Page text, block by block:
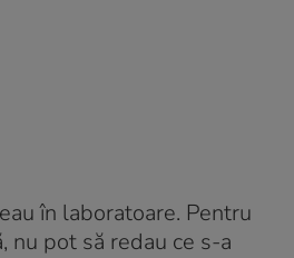
în laboratoare. Pentru
nu pot să redau ce s-a